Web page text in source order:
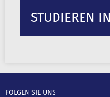
STUDIEREN
FOLGEN SIE UNS